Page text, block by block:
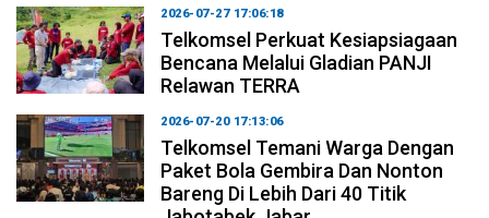
2026-07-27 17:06:18
Telkomsel Perkuat Kesiapsiagaan
Bencana Melalui Gladian PANJI
Relawan TERRA
2026-07-20 17:13:06
Telkomsel Temani Warga Dengan
Paket Bola Gembira Dan Nonton
Bareng Di Lebih Dari 40 Titik